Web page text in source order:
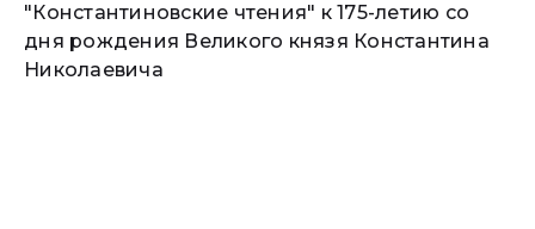
"Константиновские чтения" к 175-летию со
дня рождения Великого князя Константина
Николаевича